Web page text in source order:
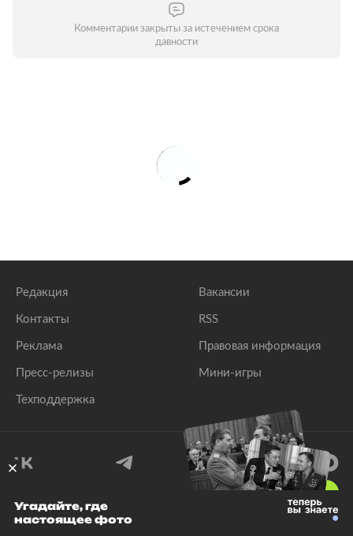
Комментарии закрыты за истечением срока
давности
Редакция
Контакты
Реклама
Пресс-релизы
Техподдержка
Вакансии
RSS
Правовая информация
Мини-игры
© 1999–2026 Все права защищены.
Угадайте, где
настоящее фото